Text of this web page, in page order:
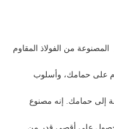
المصنوعة من الفولاذ المقاوم
على حمامك، وأسلوب
إلى حمامك. إنه مصنوع